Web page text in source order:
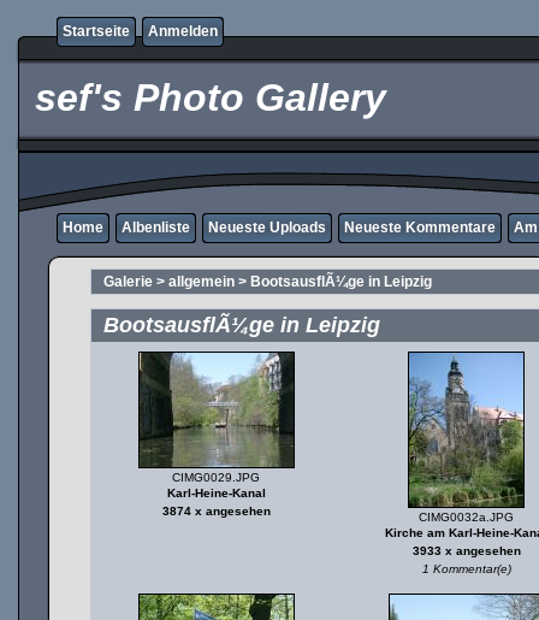
Startseite Anmelden
sef's Photo Gallery
Home Albenliste Neueste Uploads Neueste Kommentare
Galerie > allgemein > BootsausflÃ¼ge in Leipzig
BootsausflÃ¼ge in Leipzig
CIMG0029.JPG
Karl-Heine-Kanal
3874 x angesehen
CIMG0032a.JPG
Kirche am Karl-Heine-
3933 x angesehen
1 Kommentar(e)